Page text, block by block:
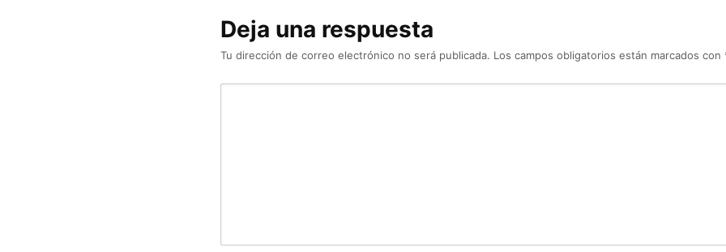
Deja una respuesta
Tu dirección de correo electrónico no será publicada. Los campos obligatorios están marcados con